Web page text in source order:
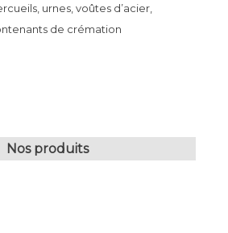
urnes, voûtes d’acier,
de crémation
Nos produits